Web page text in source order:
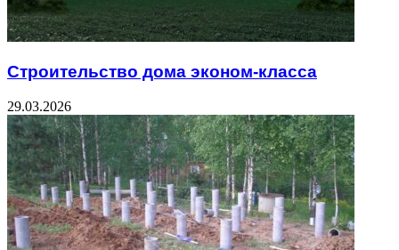
Строительство дома эконом-класса
29.03.2026